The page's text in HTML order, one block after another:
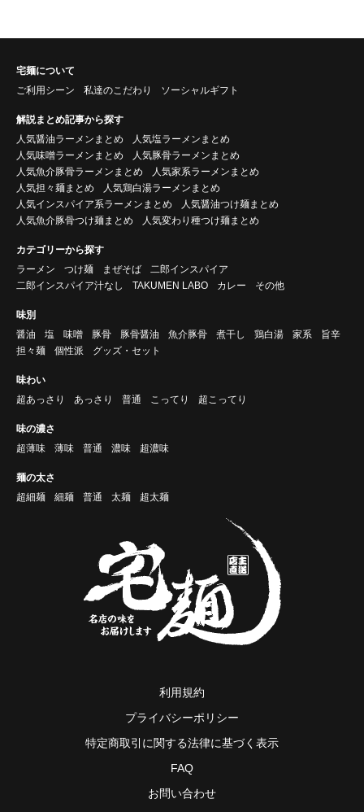
宅麺について
ご利用シーン
私達のこだわり ソーシャルギフト
解説まとめ記事から探す
人気醤油ラーメンまとめ
人気塩ラーメンまとめ
人気味噌ラーメンまとめ
人気豚骨ラーメンまとめ
人気魚介豚骨ラーメンまとめ
人気家系ラーメンまとめ
人気担々麺まとめ
人気鶏白湯ラーメンまとめ
人気インスパイア系ラーメンまとめ
人気醤油つけ麺まとめ
人気魚介豚骨つけ麺まとめ
人気変わり種つけ麺まとめ
カテゴリーから探す
ラーメン
つけ麺 まぜそば
二郎インスパイア
二郎インスパイア汁なし
TAKUMEN LABO カレー その他
味別
醤油
塩 味噌 豚骨 豚骨醤油 魚介豚骨 煮干し 鶏白湯 家系
旨辛
担々麺
個性派 グッズ・セット
味わい
超あっさり
あっさり 普通 こってり 超こってり
味の濃さ
超薄味
薄味 普通 濃味 超濃味
麺の太さ
超細麺
細麺 普通 太麺 超太麺
利用規約
プライバシーポリシー
特定商取引に関する法律に基づく表示
FAQ
お問い合わせ